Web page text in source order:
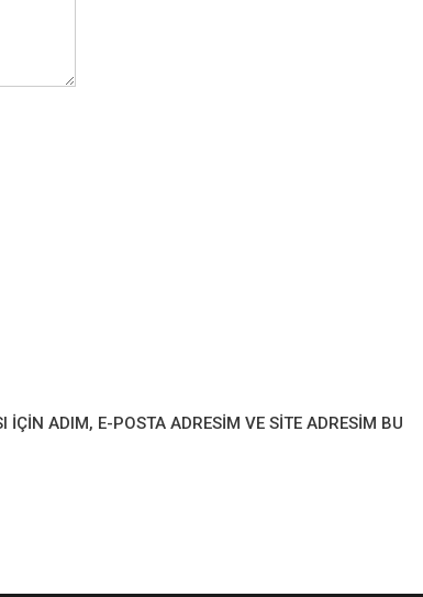
ADIM, E-POSTA ADRESIM VE SITE ADRESIM BU